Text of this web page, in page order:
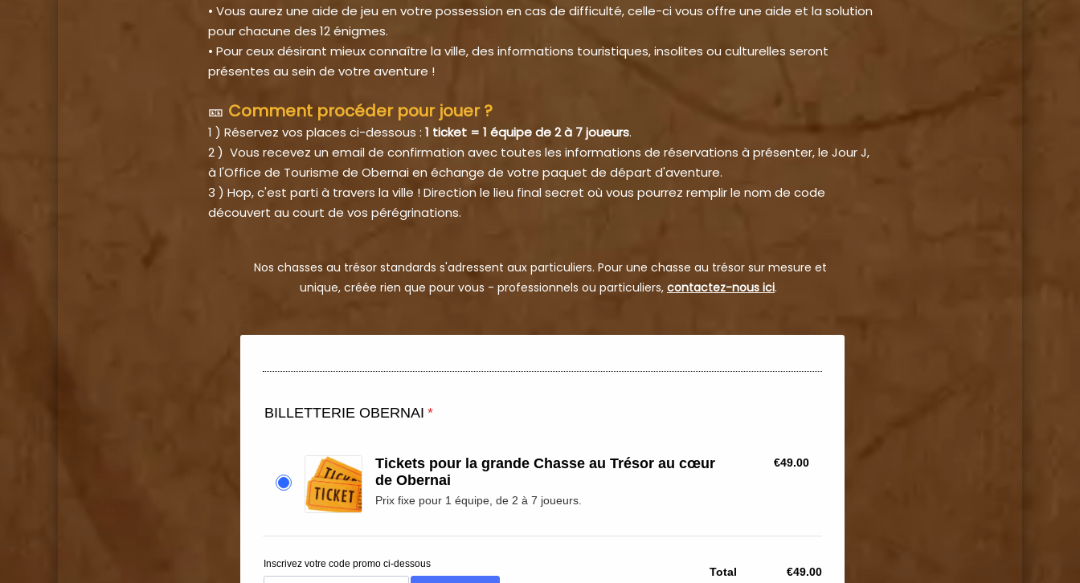
• Vous aurez une aide de jeu en votre possession en cas de difficulté, celle-ci vous offre une aide et la solution
pour chacune des 12 énigmes.
• Pour ceux désirant mieux connaître la ville, des informations touristiques, insolites ou culturelles seront
présentes au sein de votre aventure !
🎫 Comment procéder pour jouer ?
1 ) Réservez vos places ci-dessous : 1 ticket = 1 équipe de 2 à 7 joueurs.
2 ) Vous recevez un email de confirmation avec toutes les informations de réservations à présenter, le Jour J,
à l'Office de Tourisme de Obernai en échange de votre paquet de départ d'aventure.
3 ) Hop, c'est parti à travers la ville ! Direction le lieu final secret où vous pourrez remplir le nom de code
découvert au court de vos pérégrinations.
Nos chasses au trésor standards s'adressent aux particuliers. Pour une chasse au trésor sur mesure et
unique, créée rien que pour vous - professionnels ou particuliers, contactez-nous ici.